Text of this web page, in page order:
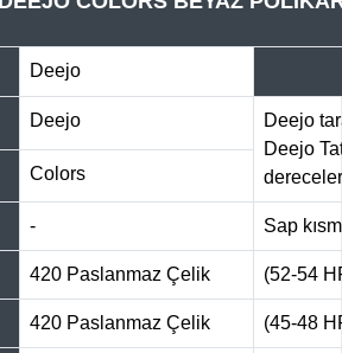
Deejo
Deejo
Deejo
Deejo
Colors
- Sap
420 Paslanmaz Çelik (52-54
420 Paslanmaz Çelik (45-48